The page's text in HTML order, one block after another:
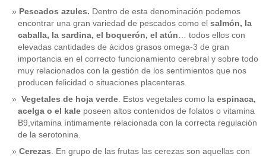
Pescados azules. Dentro de esta denominación podemos
encontrar una gran variedad de pescados como el salmón, la
caballa, la sardina, el boquerón, el atún… todos ellos con
elevadas cantidades de ácidos grasos omega-3 de gran
importancia en el correcto funcionamiento cerebral y sobre todo
muy relacionados con la gestión de los sentimientos que nos
producen felicidad o situaciones placenteras.
Vegetales de hoja verde. Estos vegetales como la espinaca,
acelga o el kale poseen altos contenidos de folatos o vitamina
B9,vitamina íntimamente relacionada con la correcta regulación
de la serotonina.
Cerezas. En grupo de las frutas las cerezas son aquellas con